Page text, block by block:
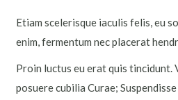
Etiam scelerisque iaculis felis, eu
enim, fermentum nec placerat
Proin luctus eu erat quis tincidunt.
posuere cubilia Curae;